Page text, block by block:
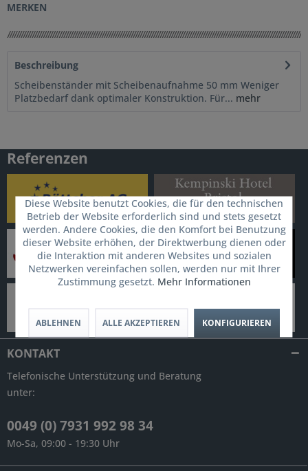
MERKEN
Beschreibung
Scheibenständer mit Scheibenaufnahme 50 mm Weniger
Platzbedarf dank optimaler Konstruktion. Für... mehr
Referenzen
KONTAKT
Telefonische Unterstützung und Beratung
unter:
0049 (0) 7931 992 98 34
Mo-Sa, 09:00 - 19:30 Uhr
Diese Website benutzt Cookies, die für den technischen
Betrieb der Website erforderlich sind und stets gesetzt
werden. Andere Cookies, die den Komfort bei Benutzung
dieser Website erhöhen, der Direktwerbung dienen oder
die Interaktion mit anderen Websites und sozialen
Netzwerken vereinfachen sollen, werden nur mit Ihrer
Zustimmung gesetzt. Mehr Informationen
ABLEHNEN ALLE AKZEPTIEREN KONFIGURIEREN